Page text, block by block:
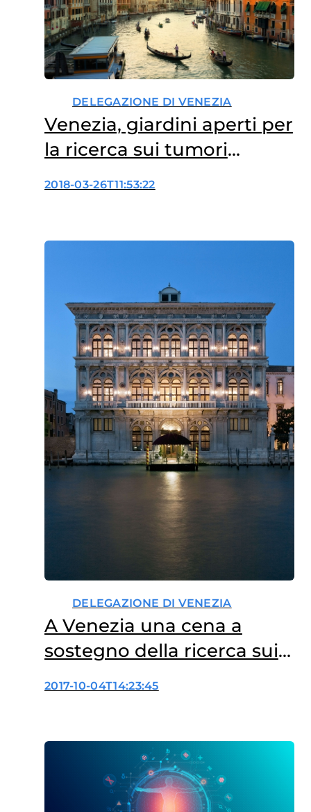
DELEGAZIONE DI VENEZIA
Venezia, giardini aperti per
la ricerca sui tumori
femminili
2018-03-26T11:53:22
DELEGAZIONE DI VENEZIA
A Venezia una cena a
sostegno della ricerca sui
tumori femminili
2017-10-04T14:23:45